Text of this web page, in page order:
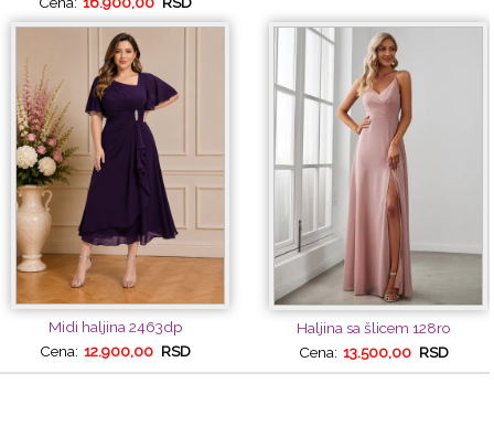
Midi haljina 2463dp
Cena: 12.900,00 RSD
Haljina sa šlicem 128ro
Cena: 13.500,00 RSD